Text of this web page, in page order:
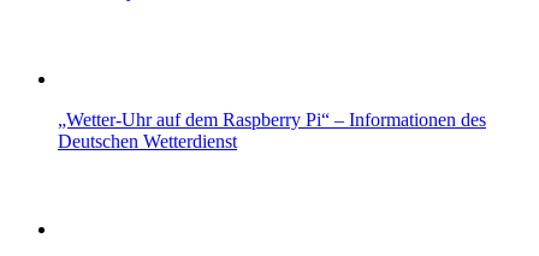
„Wetter-Uhr auf dem Raspberry Pi“ – Informationen des
Deutschen Wetterdienst